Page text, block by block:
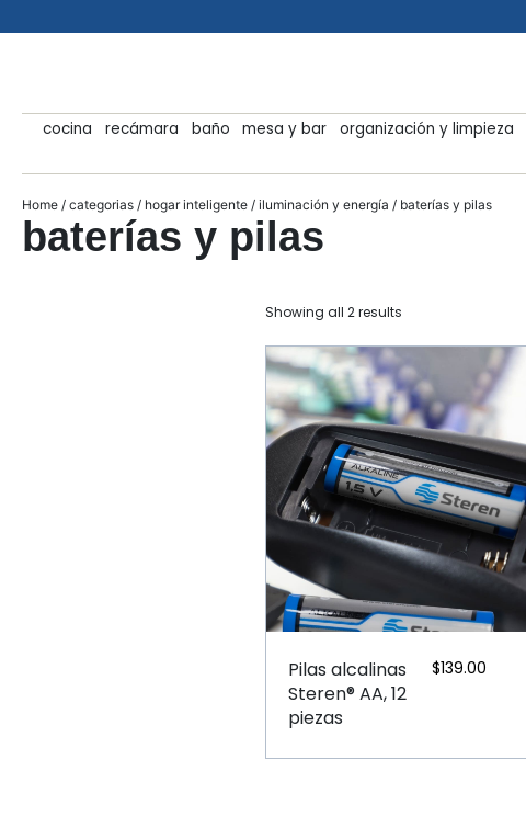
cocina recámara baño mesa y bar organización y limpieza
Home / categorias / hogar inteligente / iluminación y energía / baterías y pilas
baterías y pilas
Pilas alcalinas
Steren® AA, 12
piezas
$139.00
Showing all 2 results